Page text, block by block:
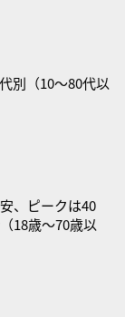
別（10〜80代以
、ピークは40
18歳〜70歳以